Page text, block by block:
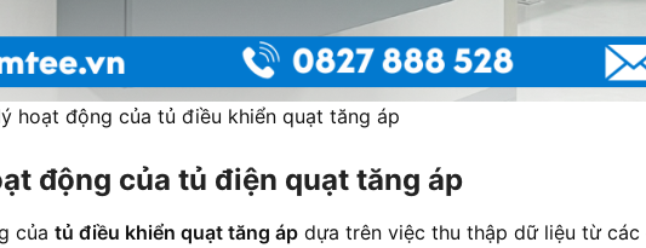
hoạt động của tủ điều khiển quạt tăng áp
động của tủ điện quạt tăng áp
của tủ điều khiển quạt tăng áp dựa trên việc thu thập dữ liệu từ